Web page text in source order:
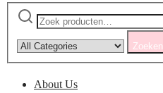
Zoeken
About Us